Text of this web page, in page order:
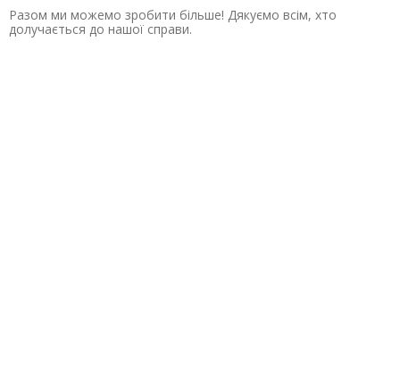
Разом ми можемо зробити більше! Дякуємо всім, хто
долучається до нашої справи.